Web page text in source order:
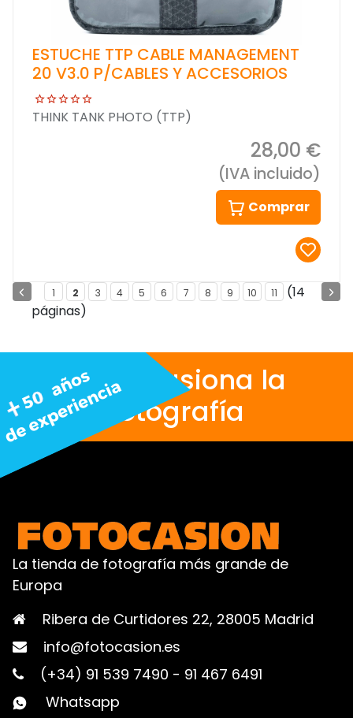
ESTUCHE TTP CABLE MANAGEMENT
20 V3.0 P/CABLES Y ACCESORIOS
THINK TANK PHOTO (TTP)
28,00 €
(IVA incluido)
Comprar
1 2 3 4 5 6 7 8 9 10 11
(14
páginas)
Nos apasiona la
fotografía
La tienda de fotografía más grande de
Europa
Ribera de Curtidores 22, 28005 Madrid
info@fotocasion.es
(+34) 91 539 7490 - 91 467 6491
Whatsapp